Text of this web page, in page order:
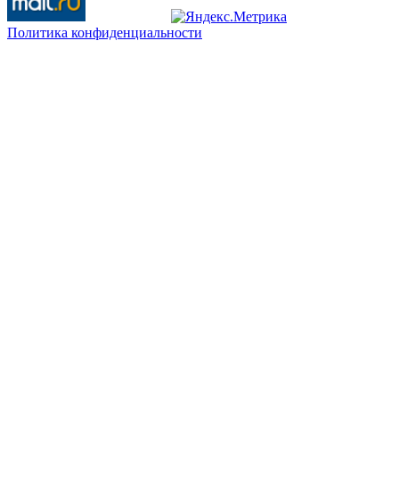
Политика конфиденциальности